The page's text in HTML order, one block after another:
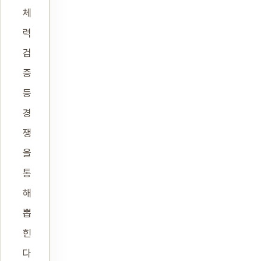
체
력
검
증
등
경
쟁
을
통
해
뽑
힌
다